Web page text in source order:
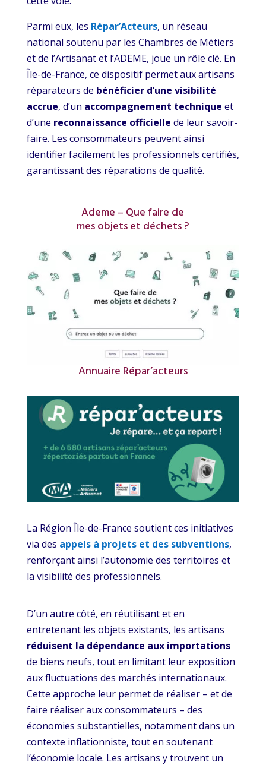
Parmi eux, les Répar’Acteurs, un réseau
national soutenu par les Chambres de Métiers
et de l’Artisanat et l’ADEME, joue un rôle clé. En
Île-de-France, ce dispositif permet aux artisans
réparateurs de bénéficier d’une visibilité
accrue, d’un accompagnement technique et
d’une reconnaissance officielle de leur savoir-
faire. Les consommateurs peuvent ainsi
identifier facilement les professionnels certifiés,
garantissant des réparations de qualité.
Ademe – Que faire de
mes objets et déchets ?
Annuaire Répar’acteurs
La Région Île-de-France soutient ces initiatives
via des appels à projets et des subventions,
renforçant ainsi l’autonomie des territoires et
la visibilité des professionnels.
D’un autre côté, en réutilisant et en
entretenant les objets existants, les artisans
réduisent la dépendance aux importations
de biens neufs, tout en limitant leur exposition
aux fluctuations des marchés internationaux.
Cette approche leur permet de réaliser – et de
faire réaliser aux consommateurs – des
économies substantielles, notamment dans un
contexte inflationniste, tout en soutenant
l’économie locale. Les artisans y trouvent un